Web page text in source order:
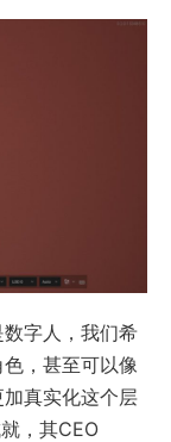
字人，我们希
，甚至可以像
真实化这个层
，其CEO